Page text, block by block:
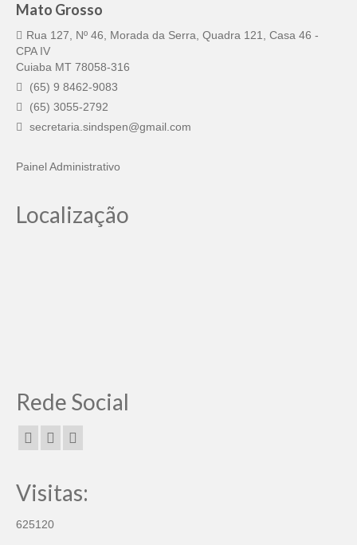
Mato Grosso
Rua 127, Nº 46, Morada da Serra, Quadra 121, Casa 46 -
CPA IV
Cuiaba MT 78058-316
(65) 9 8462-9083
(65) 3055-2792
secretaria.sindspen@gmail.com
Painel Administrativo
Localização
Rede Social
Visitas:
625120